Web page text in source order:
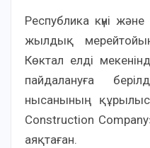
Республика күні
жылдық
Көктал елді
пайдалануға
нысанының
Construction
аяқтаған.